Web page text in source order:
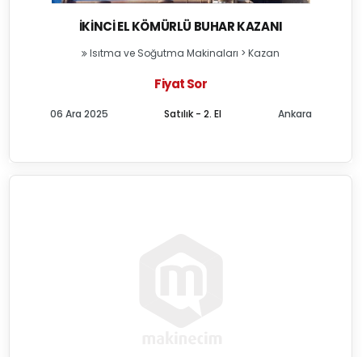
İKINCI EL KÖMÜRLÜ BUHAR KAZANI
Isıtma ve Soğutma Makinaları >Kazan
Fiyat Sor
Satılık - 2. El
06 Ara 2025 Ankara